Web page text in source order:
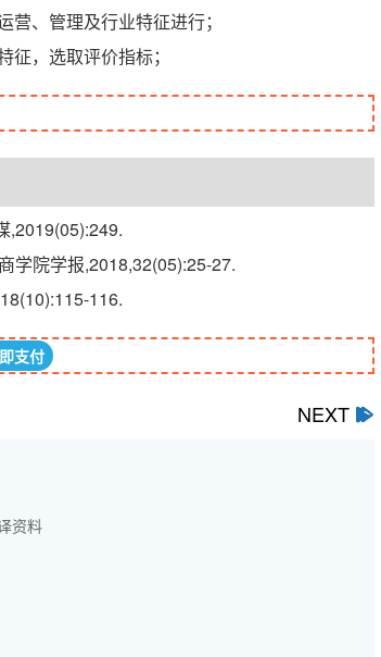
、管理及行业特征进行；
，选取评价指标；
,2019(05):249.
学院学报,2018,32(05):25-27.
116.
支付
NEXT ﰋ
资料